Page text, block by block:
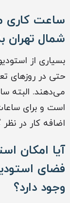
ساعت کاری
شمال
حتی در روزهای
است و برای
اضافه کار در
آیا امکان
فضای
وجود دارد؟